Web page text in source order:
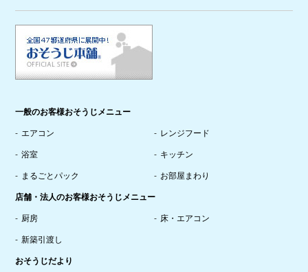
一般のお客様おそうじメニュー
エアコン レンジフード
浴室 キッチン
まるごとパック お部屋まわり
店舗・法人のお客様おそうじメニュー
厨房 床・エアコン
新築引渡し
おそうじだより